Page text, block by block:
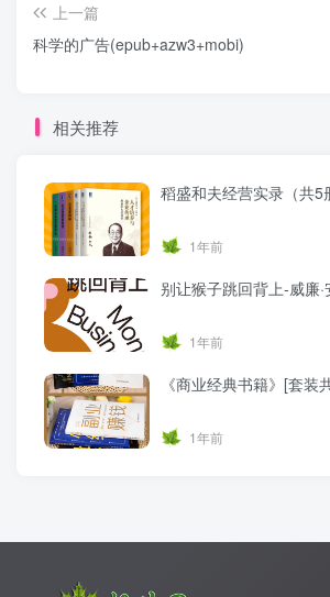
上一篇
科学的广告(epub+azw3+mobi)
相关推荐
稻盛和夫经营实录（共
1年前
别让猴子跳回背上-威廉
1年前
《商业经典书籍》[套装
1年前